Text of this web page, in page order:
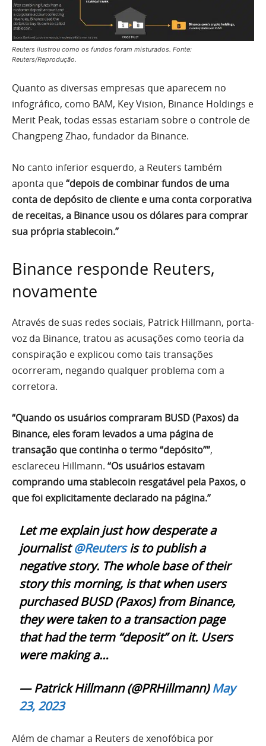
Reuters ilustrou como os fundos foram misturados. Fonte:
Reuters/Reprodução.
Quanto as diversas empresas que aparecem no
infográfico, como BAM, Key Vision, Binance Holdings e
Merit Peak, todas essas estariam sobre o controle de
Changpeng Zhao, fundador da Binance.
No canto inferior esquerdo, a Reuters também
aponta que“depois de combinar fundos de uma
conta de depósito de cliente e uma conta corporativa
de receitas, a Binance usou os dólares para comprar
sua própria stablecoin.”
Binance responde Reuters,
novamente
Através de suas redes sociais, Patrick Hillmann, porta-
voz da Binance, tratou as acusações como teoria da
conspiração e explicou como tais transações
ocorreram, negando qualquer problema com a
corretora.
“Quando os usuários compraram BUSD (Paxos) da
Binance, eles foram levados a uma página de
transação que continha o termo “depósito””,
esclareceu Hillmann. “Os usuários estavam
comprando uma stablecoin resgatável pela Paxos, o
que foi explicitamente declarado na página.”
Let me explain just how desperate a
journalist@Reutersis to publish a
negative story. The whole base of their
story this morning, is that when users
purchased BUSD (Paxos) from Binance,
they were taken to a transaction page
that had the term “deposit” on it. Users
were making a…
— Patrick Hillmann (@PRHillmann)May
23, 2023
Além de chamar a Reuters de xenofóbica por